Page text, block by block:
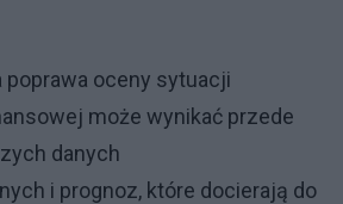
poprawa oceny sytuacji
może wynikać przede
danych
i prognoz, które docierają do